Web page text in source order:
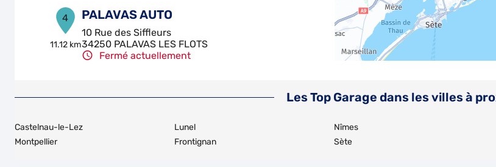
4
11.12 km
PALAVAS AUTO
10 Rue des Siffleurs
34250 PALAVAS LES FLOTS
Fermé actuellement
5 TOP SERVICE
125, Rue De Lantissargues
Les Top Garage dans les villes à
Castelnau-le-Lez
Montpellier
Lunel
Frontignan
Nîmes
Sète